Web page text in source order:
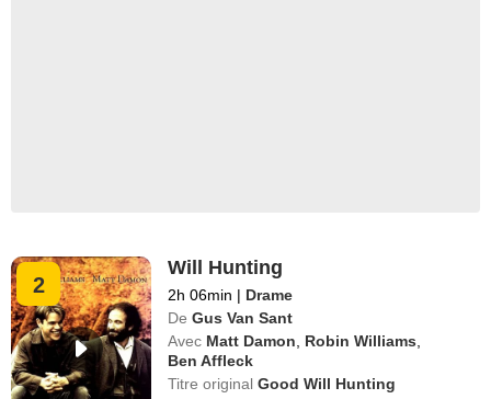
2
Will Hunting
2h 06min | Drame
De Gus Van Sant
Avec Matt Damon Robin Williams
Ben Affleck
Titre originalGood Will Hunting